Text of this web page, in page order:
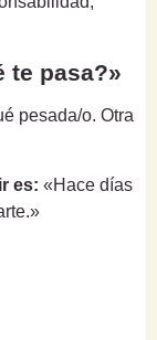
te pasa?»
pesada/o. Otra
es: «Hace días